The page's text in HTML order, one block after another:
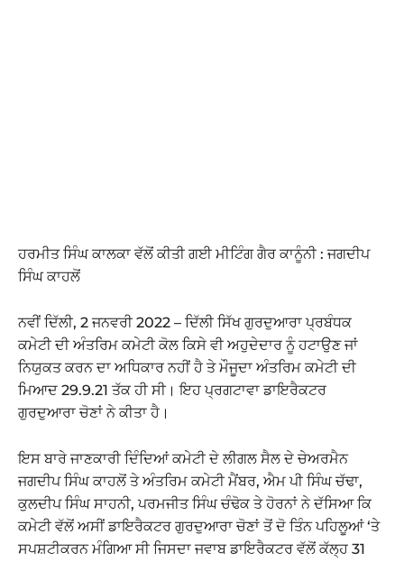
ਹਰਮੀਤ ਸਿੰਘ ਕਾਲਕਾ ਵੱਲੋਂ ਕੀਤੀ ਗਈ ਮੀਟਿੰਗ ਗੈਰ ਕਾਨੂੰਨੀ : ਜਗਦੀਪ
ਸਿੰਘ ਕਾਹਲੋਂ
ਨਵੀਂ ਦਿੱਲੀ, 2 ਜਨਵਰੀ 2022 – ਦਿੱਲੀ ਸਿੱਖ ਗੁਰਦੁਆਰਾ ਪ੍ਰਬੰਧਕ
ਕਮੇਟੀ ਦੀ ਅੰਤਰਿਮ ਕਮੇਟੀ ਕੋਲ ਕਿਸੇ ਵੀ ਅਹੁਦੇਦਾਰ ਨੂੰ ਹਟਾਉਣ ਜਾਂ
ਨਿਯੁਕਤ ਕਰਨ ਦਾ ਅਧਿਕਾਰ ਨਹੀਂ ਹੈ ਤੇ ਮੌਜੂਦਾ ਅੰਤਰਿਮ ਕਮੇਟੀ ਦੀ
ਮਿਆਦ 29.9.21 ਤੱਕ ਹੀ ਸੀ। ਇਹ ਪ੍ਰਗਟਾਵਾ ਡਾਇਰੈਕਟਰ
ਗੁਰਦੁਆਰਾ ਚੋਣਾਂ ਨੇ ਕੀਤਾ ਹੈ।
ਇਸ ਬਾਰੇ ਜਾਣਕਾਰੀ ਦਿੰਦਿਆਂ ਕਮੇਟੀ ਦੇ ਲੀਗਲ ਸੈਲ ਦੇ ਚੇਅਰਮੈਨ
ਜਗਦੀਪ ਸਿੰਘ ਕਾਹਲੋਂ ਤੇ ਅੰਤਰਿਮ ਕਮੇਟੀ ਮੈਂਬਰ, ਐਮ ਪੀ ਸਿੰਘ ਚੱਢਾ,
ਕੁਲਦੀਪ ਸਿੰਘ ਸਾਹਨੀ, ਪਰਮਜੀਤ ਸਿੰਘ ਚੰਢੋਕ ਤੇ ਹੋਰਨਾਂ ਨੇ ਦੱਸਿਆ ਕਿ
ਕਮੇਟੀ ਵੱਲੋਂ ਅਸੀਂ ਡਾਇਰੈਕਟਰ ਗੁਰਦੁਆਰਾ ਚੋਣਾਂ ਤੋਂ ਦੋ ਤਿੰਨ ਪਹਿਲੂਆਂ ‘ਤੇ
ਸਪਸ਼ਟੀਕਰਨ ਮੰਗਿਆ ਸੀ ਜਿਸਦਾ ਜਵਾਬ ਡਾਇਰੈਕਟਰ ਵੱਲੋਂ ਕੱਲ੍ਹ 31